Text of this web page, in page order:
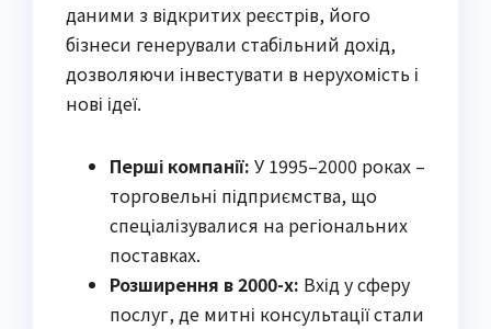
даними з відкритих реєстрів, його
бізнеси генерували стабільний дохід,
дозволяючи інвестувати в нерухомість і
нові ідеї.
Перші компанії: У 1995–2000 роках –
торговельні підприємства, що
спеціалізувалися на регіональних
поставках.
Розширення в 2000-х: Вхід у сферу
послуг, де митні консультації стали